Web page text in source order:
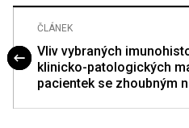
ČLÁNEK
Vliv vybraných
klinicko-patologických
pacientek se zhoubným